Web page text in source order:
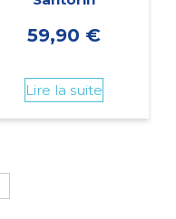
59,90 €
Lire la suite